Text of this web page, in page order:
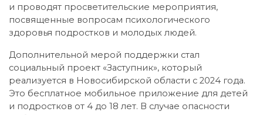
и проводят просветительские мероприятия,
посвященные вопросам психологического
здоровья подростков и молодых людей.
Дополнительной мерой поддержки стал
социальный проект «Заступник», который
реализуется в Новосибирской области с 2024 года.
Это бесплатное мобильное приложение для детей
и подростков от 4 до 18 лет. В случае опасности